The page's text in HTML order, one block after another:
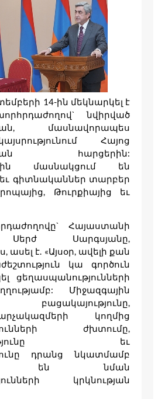
14-ին մեկնարկել է
նվիրված
մասնավորապես
Հայոց
հարցերին:
մասնակցում են
գիտնականներ տարբեր
Թուրքիայից եւ
Հայաստանի
Սարգսյանը,
է. «Այսօր, ավելի քան
կա գործուն
ցեղասպանությունների
Միջազգային
բացակայությունը,
կողմից
ժխտումը,
եւ
դրանց նկատմամբ
են նման
կրկնության